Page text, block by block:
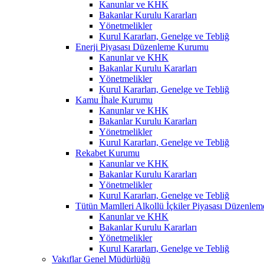
Kanunlar ve KHK
Bakanlar Kurulu Kararları
Yönetmelikler
Kurul Kararları, Genelge ve Tebliğ
Enerji Piyasası Düzenleme Kurumu
Kanunlar ve KHK
Bakanlar Kurulu Kararları
Yönetmelikler
Kurul Kararları, Genelge ve Tebliğ
Kamu İhale Kurumu
Kanunlar ve KHK
Bakanlar Kurulu Kararları
Yönetmelikler
Kurul Kararları, Genelge ve Tebliğ
Rekabet Kurumu
Kanunlar ve KHK
Bakanlar Kurulu Kararları
Yönetmelikler
Kurul Kararları, Genelge ve Tebliğ
Tütün Mamlleri Alkollü İçkiler Piyasası
Kanunlar ve KHK
Bakanlar Kurulu Kararları
Yönetmelikler
Kurul Kararları, Genelge ve Tebliğ
Vakıflar Genel Müdürlüğü